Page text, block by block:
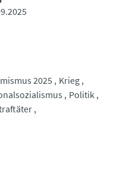
2025
Krieg
Politik